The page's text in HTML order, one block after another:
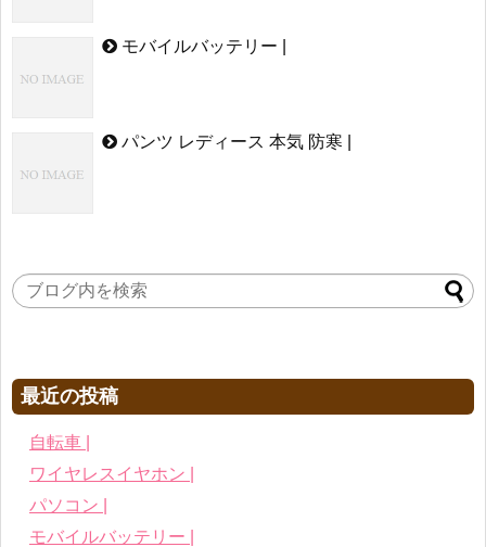
モバイルバッテリー |
パンツ レディース 本気 防寒 |
最近の投稿
自転車 |
ワイヤレスイヤホン |
パソコン |
モバイルバッテリー |